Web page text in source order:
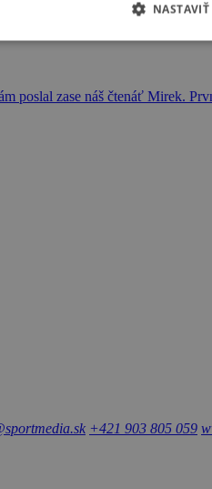
poslal zase náš čtenáť Mirek.
+421 903 805 059